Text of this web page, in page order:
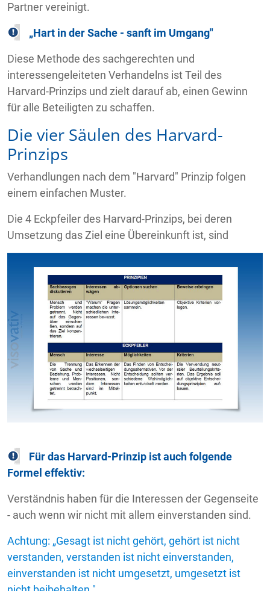
Partner vereinigt.
„Hart in der Sache - sanft im Umgang"
Diese Methode des sachgerechten und
interessengeleiteten Verhandelns ist Teil des
Harvard-Prinzips und zielt darauf ab, einen Gewinn
für alle Beteiligten zu schaffen.
Die vier Säulen des Harvard-
Prinzips
Verhandlungen nach dem "Harvard" Prinzip folgen
einem einfachen Muster.
Die 4 Eckpfeiler des Harvard-Prinzips, bei deren
Umsetzung das Ziel eine Übereinkunft ist, sind
Für das Harvard-Prinzip ist auch folgende
Formel effektiv:
Verständnis haben für die Interessen der Gegenseite
- auch wenn wir nicht mit allem einverstanden sind.
Achtung: „Gesagt ist nicht gehört, gehört ist nicht
verstanden, verstanden ist nicht einverstanden,
einverstanden ist nicht umgesetzt, umgesetzt ist